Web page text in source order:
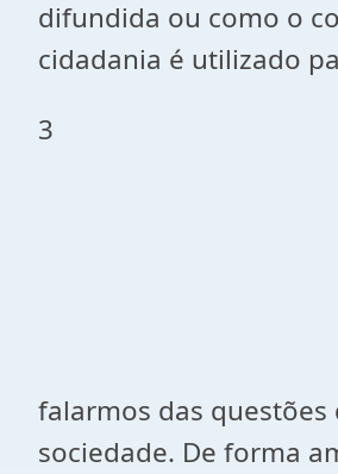
difundida ou como o
cidadania é utilizado
3
falarmos das questões
sociedade. De forma